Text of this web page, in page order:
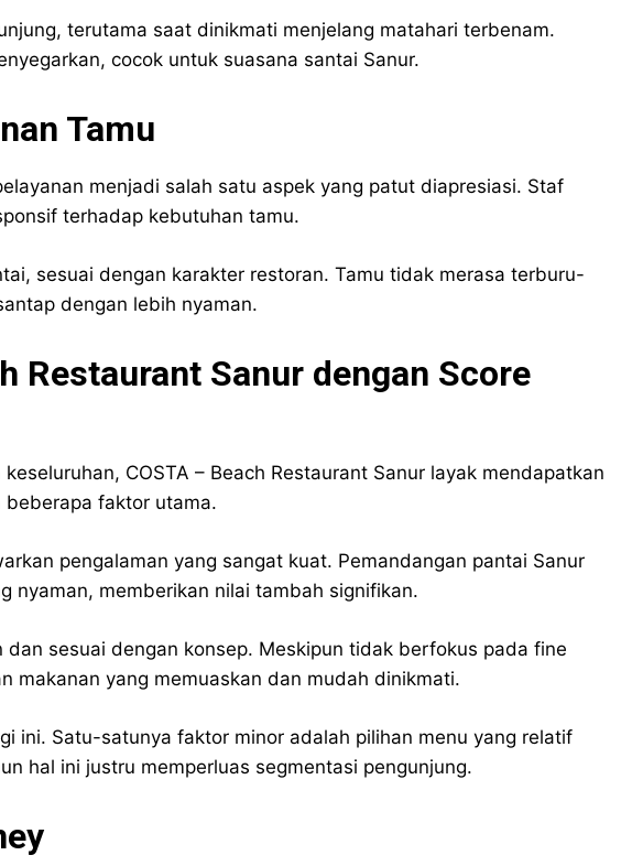
terutama saat dinikmati menjelang matahari terbenam.
cocok untuk suasana santai Sanur.
Tamu
menjadi salah satu aspek yang patut diapresiasi. Staf
terhadap kebutuhan tamu.
sesuai dengan karakter restoran. Tamu tidak merasa terburu-
dengan lebih nyaman.
Restaurant Sanur dengan Score
COSTA – Beach Restaurant Sanur layak mendapatkan
beberapa faktor utama.
pengalaman yang sangat kuat. Pemandangan pantai Sanur
nyaman, memberikan nilai tambah signifikan.
sesuai dengan konsep. Meskipun tidak berfokus pada fine
makanan yang memuaskan dan mudah dinikmati.
ini. Satu-satunya faktor minor adalah pilihan menu yang relatif
hal ini justru memperluas segmentasi pengunjung.